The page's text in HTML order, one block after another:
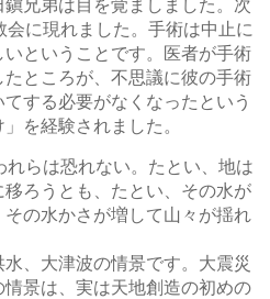
兄弟は目を覚ましました。次
に現れました。手術は中止に
ということです。医者が手術
ところが、不思議に彼の手術
する必要がなくなったという
を経験されました。
らは恐れない。たとい、地は
ろうとも、たとい、その水が
の水かさが増して山々が揺れ
、大津波の情景です。大震災
景は、実は天地創造の初めの